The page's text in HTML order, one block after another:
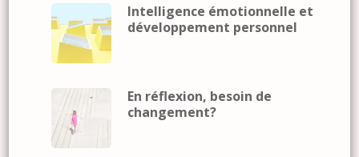
Intelligence émotionnelle et
développement personnel
En réflexion, besoin de
changement?